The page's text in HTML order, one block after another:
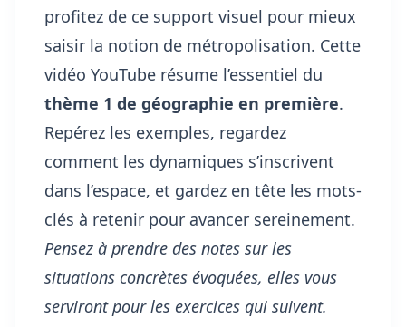
profitez de ce support visuel pour mieux
saisir la notion de métropolisation. Cette
vidéo YouTube résume l’essentiel du
thème 1 de géographie en première.
Repérez les exemples, regardez
comment les dynamiques s’inscrivent
dans l’espace, et gardez en tête les mots-
clés à retenir pour avancer sereinement.
Pensez à prendre des notes sur les
situations concrètes évoquées, elles vous
serviront pour les exercices qui suivent.